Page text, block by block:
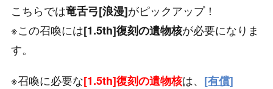
こちらでは竜舌弓[浪漫]がピックアップ！
※この召喚には[1.5th]復刻の遺物核が必要になりま
す。
※召喚に必要な[1.5th]復刻の遺物核は、 [有償]